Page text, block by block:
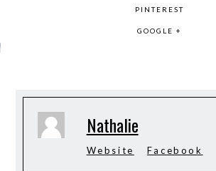
ANNIVERSAIRE
PINTEREST
GOOGLE +
Nathalie
Website Facebook